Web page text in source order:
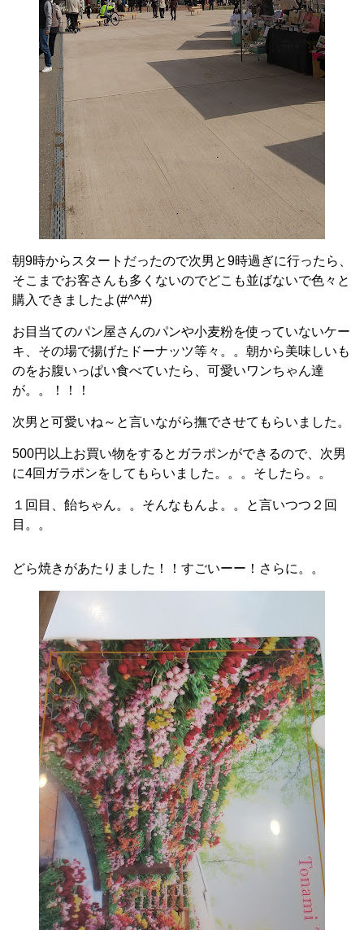
朝9時からスタートだったので次男と9時過ぎに行ったら、
そこまでお客さんも多くないのでどこも並ばないで色々と
購入できましたよ(#^^#)
お目当てのパン屋さんのパンや小麦粉を使っていないケー
キ、その場で揚げたドーナッツ等々。。朝から美味しいも
のをお腹いっぱい食べていたら、可愛いワンちゃん達
が。。！！！
次男と可愛いね～と言いながら撫でさせてもらいました。
500円以上お買い物をするとガラポンができるので、次男
に4回ガラポンをしてもらいました。。。そしたら。。
１回目、飴ちゃん。。そんなもんよ。。と言いつつ２回
目。。
どら焼きがあたりました！！すごいーー！さらに。。